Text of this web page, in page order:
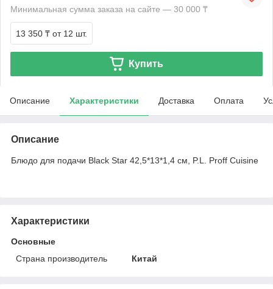
Минимальная сумма заказа на сайте — 30 000 ₸
13 350 ₸ от 12 шт.
Купить
Описание Характеристики Доставка Оплата
Описание
Блюдо для подачи Black Star 42,5*13*1,4 см, P.L. Proff Cuisine
Характеристики
Основные
Страна производитель
Китай